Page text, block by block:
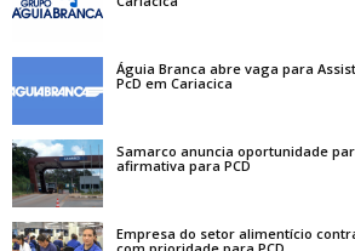
Águia Branca abre vaga para
PcD em Cariacica
Samarco anuncia oportunidade
afirmativa para PCD
Empresa do setor alimentício